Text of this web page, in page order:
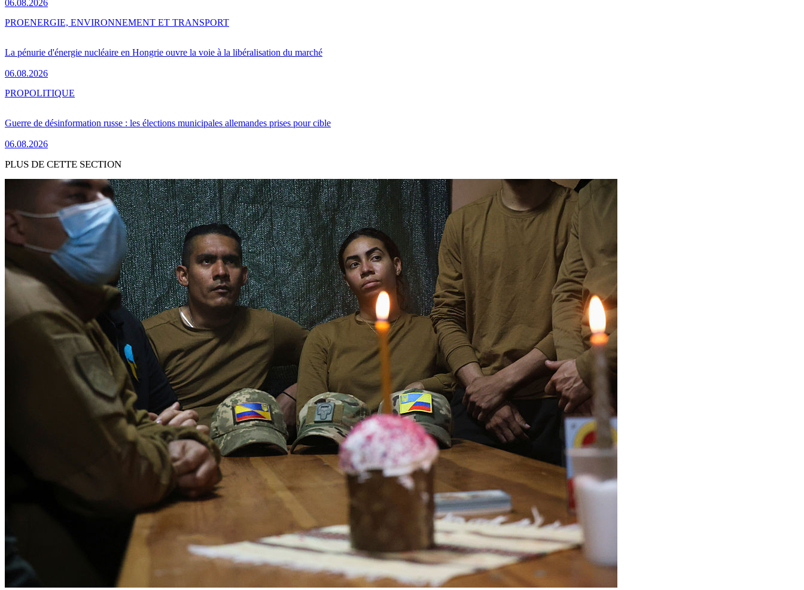
06.08.2026
La pénurie d'énergie nucléaire en Hongrie ouvre la voie à la libéralisation du marché
06.08.2026
PROENERGIE, ENVIRONNEMENT ET TRANSPORT
Guerre de désinformation russe : les élections municipales allemandes prises pour cible
06.08.2026
PROPOLITIQUE
PLUS DE CETTE SECTION